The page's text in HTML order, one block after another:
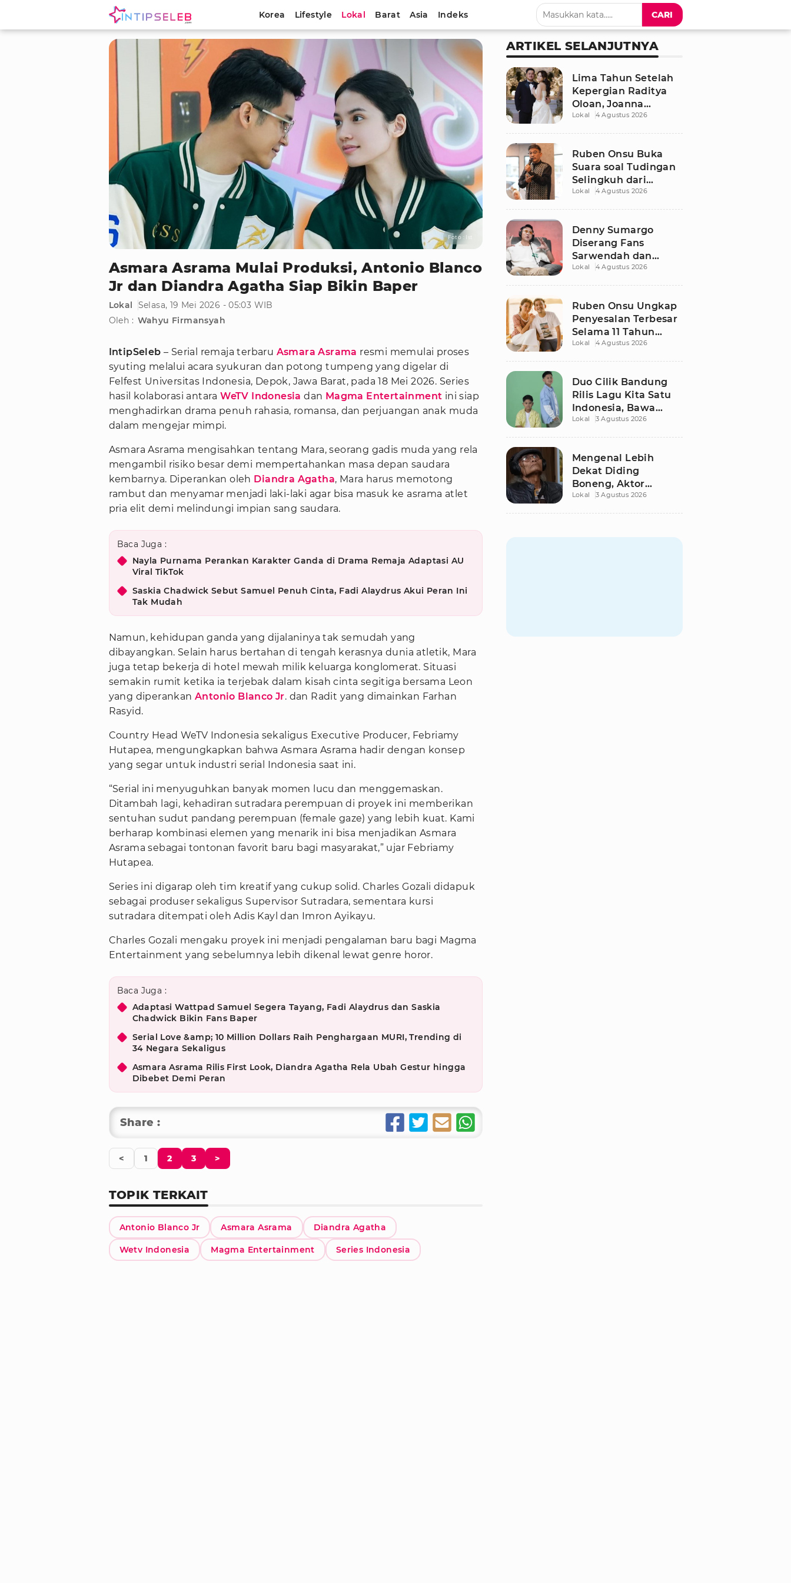
Korea Lifestyle Lokal Barat Asia Indeks CARI
Foto : Ist
Asmara Asrama Mulai Produksi, Antonio Blanco
Jr dan Diandra Agatha Siap Bikin Baper
Lokal
Selasa, 19 Mei 2026 - 05:03 WIB
Oleh : Wahyu Firmansyah
IntipSeleb – Serial remaja terbaru Asmara Asrama resmi memulai proses
syuting melalui acara syukuran dan potong tumpeng yang digelar di
Felfest Universitas Indonesia, Depok, Jawa Barat, pada 18 Mei 2026. Series
hasil kolaborasi antaraWeTV Indonesia dan Magma Entertainment ini siap
menghadirkan drama penuh rahasia, romansa, dan perjuangan anak muda
dalam mengejar mimpi.
Asmara Asrama mengisahkan tentang Mara, seorang gadis muda yang rela
mengambil risiko besar demi mempertahankan masa depan saudara
kembarnya. Diperankan oleh Diandra Agatha, Mara harus memotong
rambut dan menyamar menjadi laki-laki agar bisa masuk ke asrama atlet
pria elit demi melindungi impian sang saudara.
Baca Juga :
Nayla Purnama Perankan Karakter Ganda di Drama Remaja Adaptasi AU
Viral TikTok
Saskia Chadwick Sebut Samuel Penuh Cinta, Fadi Alaydrus Akui Peran Ini
Tak Mudah
Namun, kehidupan ganda yang dijalaninya tak semudah yang
dibayangkan. Selain harus bertahan di tengah kerasnya dunia atletik, Mara
juga tetap bekerja di hotel mewah milik keluarga konglomerat. Situasi
semakin rumit ketika ia terjebak dalam kisah cinta segitiga bersama Leon
yang diperankan Antonio Blanco Jr. dan Radit yang dimainkan Farhan
Rasyid.
Country Head WeTV Indonesia sekaligus Executive Producer, Febriamy
Hutapea, mengungkapkan bahwa Asmara Asrama hadir dengan konsep
yang segar untuk industri serial Indonesia saat ini.
“Serial ini menyuguhkan banyak momen lucu dan menggemaskan.
Ditambah lagi, kehadiran sutradara perempuan di proyek ini memberikan
sentuhan sudut pandang perempuan (female gaze) yang lebih kuat. Kami
berharap kombinasi elemen yang menarik ini bisa menjadikan Asmara
Asrama sebagai tontonan favorit baru bagi masyarakat,” ujar Febriamy
Hutapea.
Series ini digarap oleh tim kreatif yang cukup solid. Charles Gozali didapuk
sebagai produser sekaligus Supervisor Sutradara, sementara kursi
sutradara ditempati oleh Adis Kayl dan Imron Ayikayu.
Charles Gozali mengaku proyek ini menjadi pengalaman baru bagi Magma
Entertainment yang sebelumnya lebih dikenal lewat genre horor.
Baca Juga :
Adaptasi Wattpad Samuel Segera Tayang, Fadi Alaydrus dan Saskia
Chadwick Bikin Fans Baper
Serial Love &amp; 10 Million Dollars Raih Penghargaan MURI, Trending di
34 Negara Sekaligus
Asmara Asrama Rilis First Look, Diandra Agatha Rela Ubah Gestur hingga
Dibebet Demi Peran
Share :
< 1 2 3 >
TOPIK TERKAIT
Antonio Blanco Jr Asmara Asrama Diandra Agatha
Wetv Indonesia Magma Entertainment Series Indonesia
ARTIKEL SELANJUTNYA
Lima Tahun Setelah
Kepergian Raditya
Oloan, Joanna
Alexandra Kembali
Lokal 4 Agustus 2026
Ruben Onsu Buka
Suara soal Tudingan
Selingkuh dari
Sarwendah
Lokal 4 Agustus 2026
Denny Sumargo
Diserang Fans
Sarwendah dan
Ruben Onsu Usai
Lokal 4 Agustus 2026
Ruben Onsu Ungkap
Penyesalan Terbesar
Selama 11 Tahun
Nikahi Sarwendah
Lokal 4 Agustus 2026
Duo Cilik Bandung
Rilis Lagu Kita Satu
Indonesia, Bawa
Pesan Persatuan
Lokal 3 Agustus 2026
Mengenal Lebih
Dekat Diding
Boneng, Aktor
Legendaris yang
Lokal 3 Agustus 2026